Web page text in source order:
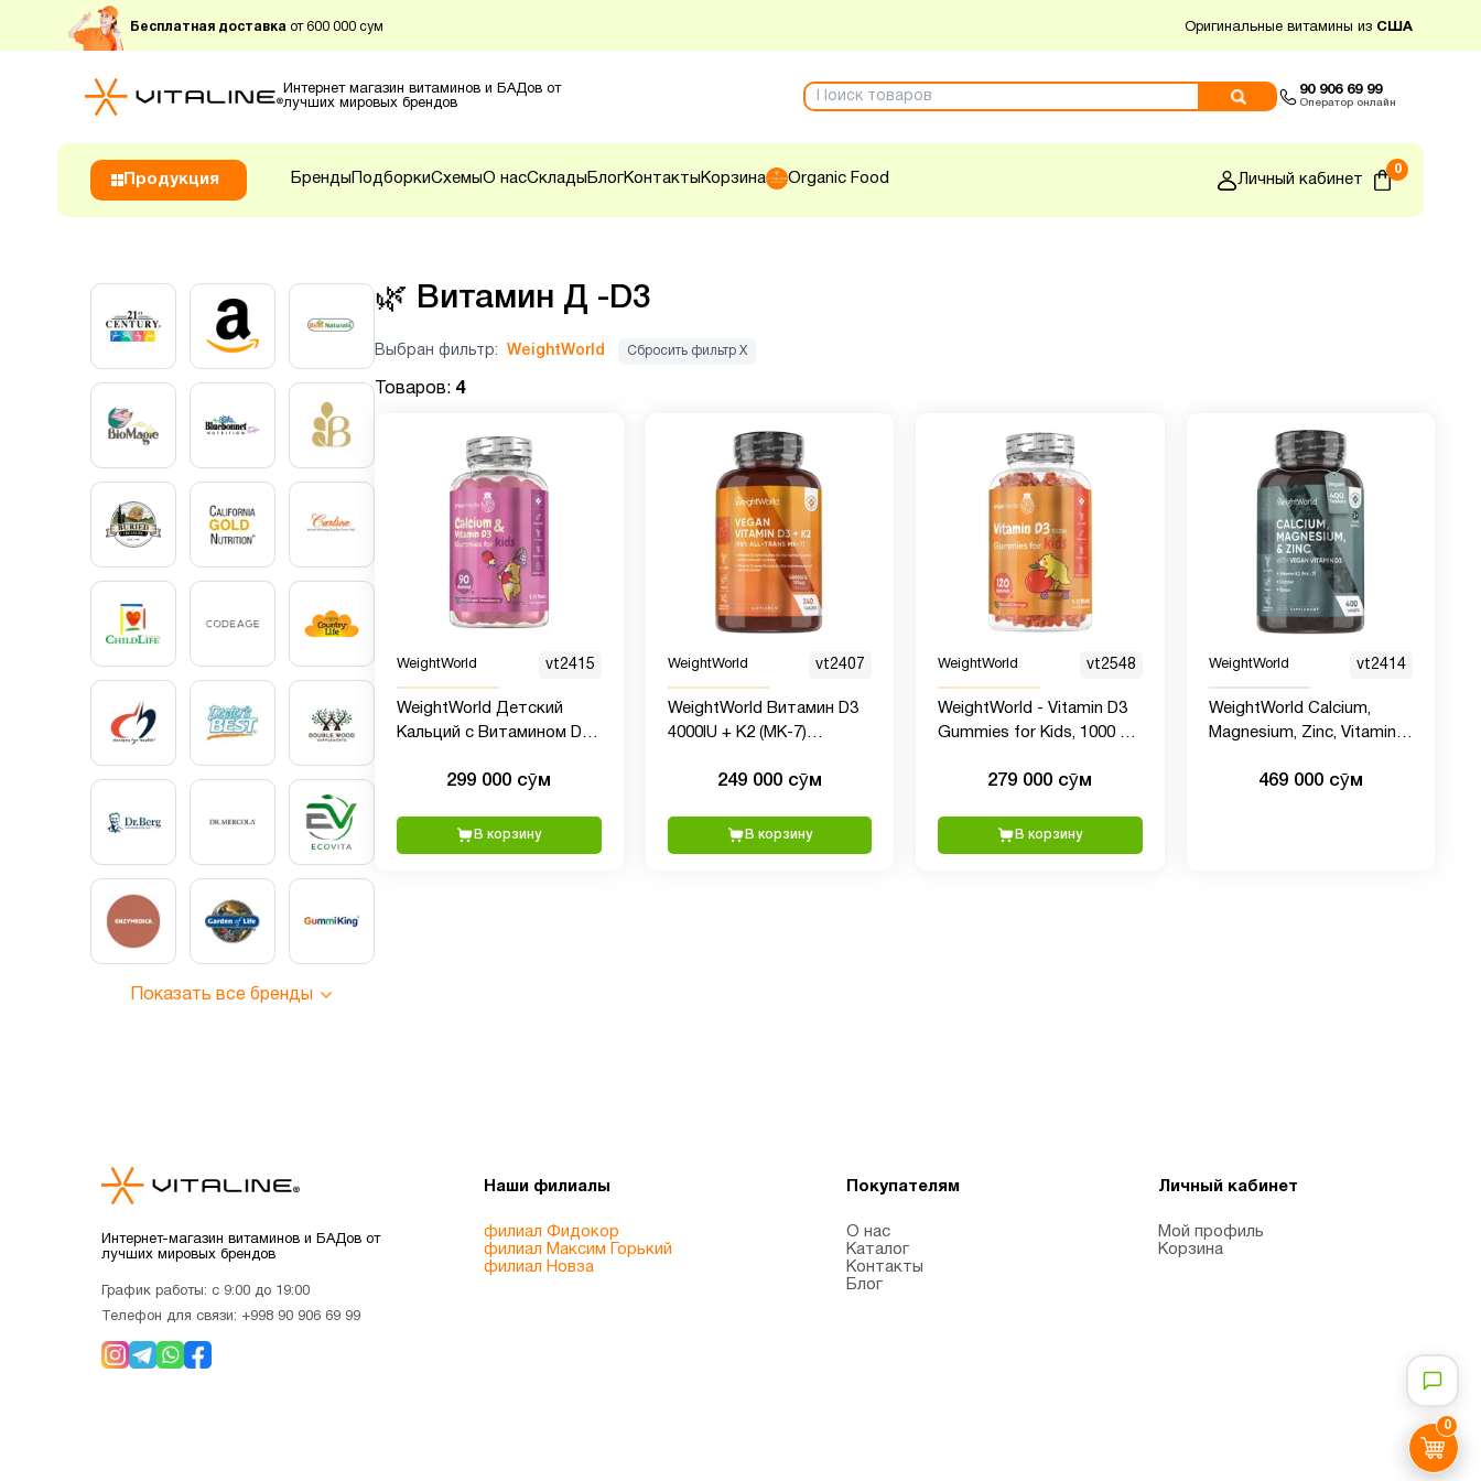
Бесплатная доставка от 600 000 сум Оригинальные витамины из США
Интернет магазин витаминов и БАДов от
лучших мировых брендов
90 906 69 99
Оператор онлайн
Продукция Бренды ПодборкиСхемыО насСклады БлогКонтакты Корзина Organic Food Личный кабинет
0
0
Показать все бренды
🌿 Витамин Д -D3
Выбран фильтр: WeightWorld Сбросить фильтр Х
Товаров: 4
WeightWorld vt2415
WeightWorld Детский
Кальций с Витамином D3,
299 000 сӯм
В корзину
WeightWorld vt2407
WeightWorld Витамин D3
4000IU + K2 (MK-7)
249 000 сӯм
В корзину
WeightWorld vt2548
WeightWorld - Vitamin D3
Gummies for Kids, 1000 UI,
279 000 сӯм
В корзину
WeightWorld vt2414
WeightWorld Calcium,
Magnesium, Zinc, Vitamin
469 000 сӯм
Интернет-магазин витаминов и БАДов от
лучших мировых брендов
График работы: с 9:00 до 19:00
Телефон для связи: +998 90 906 69 99
Наши филиалы
филиал Фидокор
филиал Максим Горький
филиал Новза
Покупателям
О нас
Каталог
Контакты
Блог
Личный кабинет
Мой профиль
Корзина